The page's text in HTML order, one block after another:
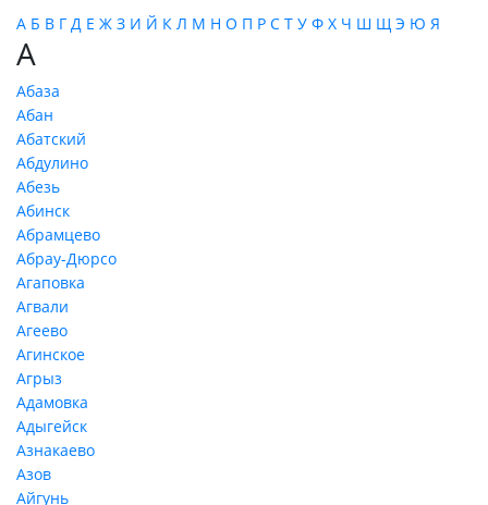
А Б В Г Д Е Ж З И Й К Л М Н О П Р С Т У Ф Х Ч Ш Щ Э Ю Я
А
Абаза
Абан
Абатский
Абдулино
Абезь
Абинск
Абрамцево
Абрау-Дюрсо
Агаповка
Агвали
Агеево
Агинское
Агрыз
Адамовка
Адыгейск
Азнакаево
Азов
Айгунь